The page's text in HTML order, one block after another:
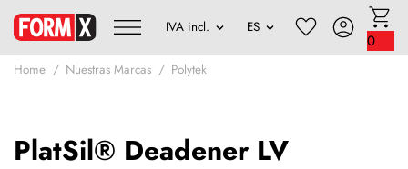
0
Home Nuestras Marcas Polytek
PlatSil® Deadener LV